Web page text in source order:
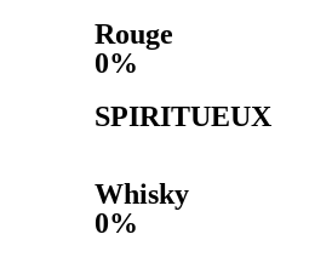
Rouge
0%
SPIRITUEUX
Whisky
0%